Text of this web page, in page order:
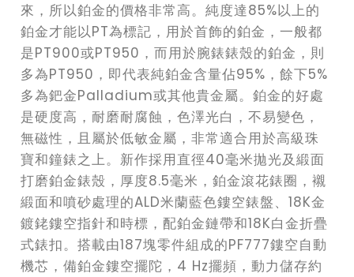
來，所以鉑金的價格非常高。純度達85%以上的
鉑金才能以PT為標記，用於首飾的鉑金，一般都
是PT900或PT950，而用於腕錶錶殼的鉑金，則
多為PT950，即代表純鉑金含量佔95%，餘下5%
多為鈀金Palladium或其他貴金屬。鉑金的好處
是硬度高，耐磨耐腐蝕，色澤光白，不易變色，
無磁性，且屬於低敏金屬，非常適合用於高級珠
寶和鐘錶之上。新作採用直徑40毫米拋光及緞面
打磨鉑金錶殼，厚度8.5毫米，鉑金滾花錶圈，襯
緞面和噴砂處理的ALD米蘭藍色鏤空錶盤、18K金
鍍銠鏤空指針和時標，配鉑金鏈帶和18K白金折疊
式錶扣。搭載由187塊零件組成的PF777鏤空自動
機芯，備鉑金鏤空擺陀，4 Hz擺頻，動力儲存約